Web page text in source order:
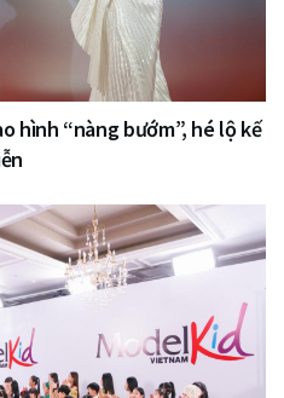
hình “nàng bướm”, hé lộ kế